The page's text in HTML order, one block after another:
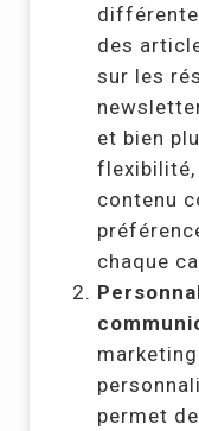
des
sur les
et bien
flexibilité,
contenu
chaque
permet